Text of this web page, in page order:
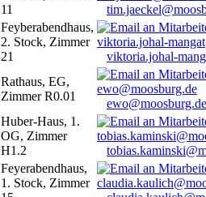
11
Feyberabendhaus,
2. Stock, Zimmer
21
viktoria.johal-
Rathaus, EG,
Zimmer R0.01
ewo@moosburg.de
Huber-Haus, 1.
OG, Zimmer
H1.2
Feyerabendhaus,
1. Stock, Zimmer